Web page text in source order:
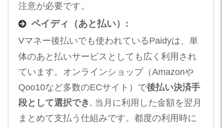
注意が必要です。
ペイディ（あと払い）:
Vマネー後払いでも使われているPaidyは、単
体のあと払いサービスとしても広く利用され
ています。オンラインショップ（Amazonや
Qoo10など多数のECサイト）で後払い決済手
段として選択でき , 当月に利用した金額を翌月
まとめて支払う仕組みです。都度の利用時に